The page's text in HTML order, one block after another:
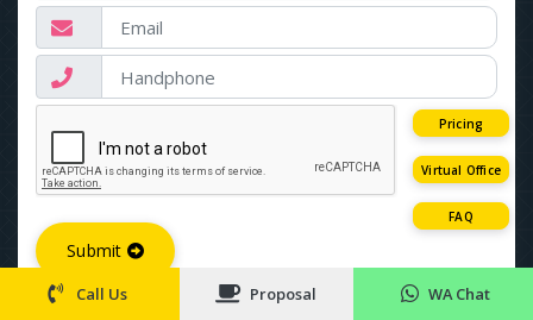
Submit
Pricing
Virtual Office
FAQ
Call Us Proposal WA Chat